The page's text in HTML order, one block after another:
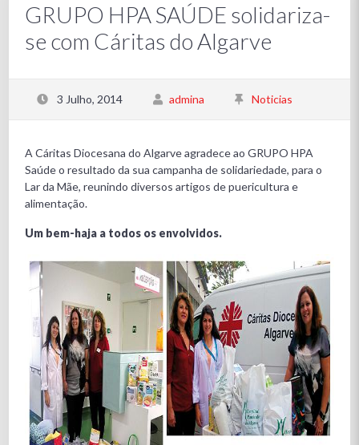
GRUPO HPA SAÚDE solidariza-
se com Cáritas do Algarve
3 Julho, 2014 admina Noticias
A Cáritas Diocesana do Algarve agradece ao GRUPO HPA
Saúde o resultado da sua campanha de solidariedade, para o
Lar da Mãe, reunindo diversos artigos de puericultura e
alimentação.
Um bem-haja a todos os envolvidos.